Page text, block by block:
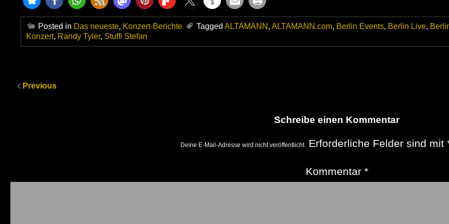
Posted in Das neueste, Konzert-Berichte Tagged ALTAMANN , ALTAMANN.com, Berlin Events, Berlin Live,
Konzert, Randy Tyler, Stuffi Stefan
Previous
Schreibe einen Kommentar
Deine E-Mail-Adresse wird nicht veröffentlicht. Erforderliche Felder sind mit
Kommentar *